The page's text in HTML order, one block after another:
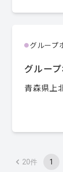
● グループ
グルー
青森県上
1